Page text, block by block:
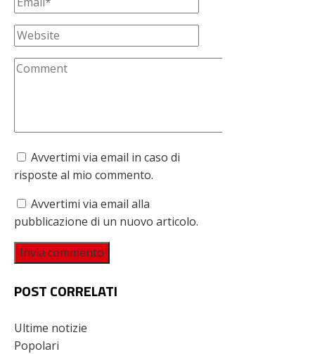
Avvertimi via email in caso di
risposte al mio commento.
Avvertimi via email alla
pubblicazione di un nuovo articolo.
POST CORRELATI
Ultime notizie
Popolari